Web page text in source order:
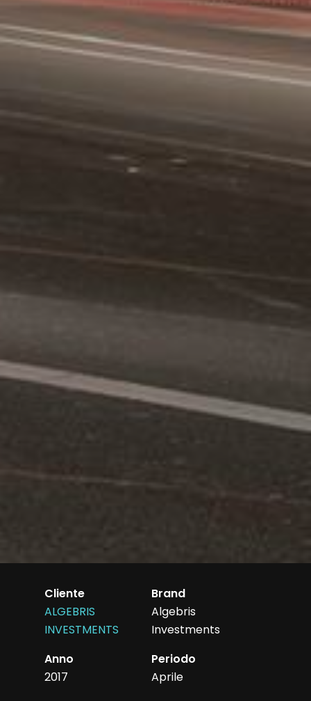
Cliente
ALGEBRIS
INVESTMENTS
Brand
Algebris
Investments
Anno
2017
Periodo
Aprile